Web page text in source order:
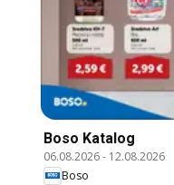
Boso Katalog
06.08.2026- 12.08.2026
Boso